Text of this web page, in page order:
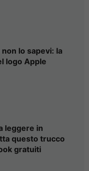
lo sapevi: la
logo Apple
leggere in
questo trucco
gratuiti